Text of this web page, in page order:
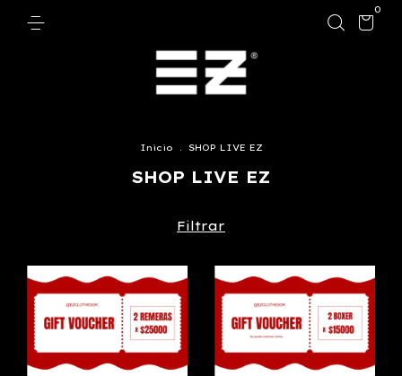
0
Inicio . SHOP LIVE EZ
SHOP LIVE EZ
Filtrar